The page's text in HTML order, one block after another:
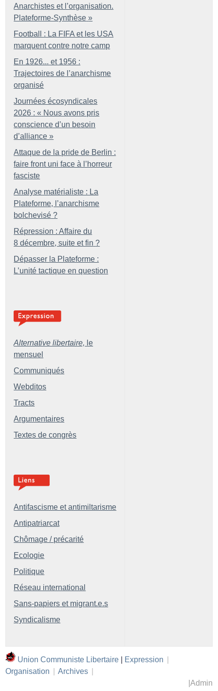
Anarchistes et l’organisation.
Plateforme-Synthèse »
Football : La FIFA et les USA
marquent contre notre camp
En 1926... et 1956 :
Trajectoires de l’anarchisme
organisé
Journées écosyndicales
2026 : « Nous avons pris
conscience d’un besoin
d’alliance »
Attaque de la pride de Berlin :
faire front uni face à l’horreur
fasciste
Analyse matérialiste : La
Plateforme, l’anarchisme
bolchevisé ?
Répression : Affaire du
8 décembre, suite et fin ?
Dépasser la Plateforme :
L’unité tactique en question
Alternative libertaire, le
mensuel
Communiqués
Webditos
Tracts
Argumentaires
Textes de congrès
Antifascisme et antimiltarisme
Antipatriarcat
Chômage / précarité
Ecologie
Politique
Réseau international
Sans-papiers et migrant.e.s
Syndicalisme
Union Communiste Libertaire Expression
Organisation
Archives
Admin